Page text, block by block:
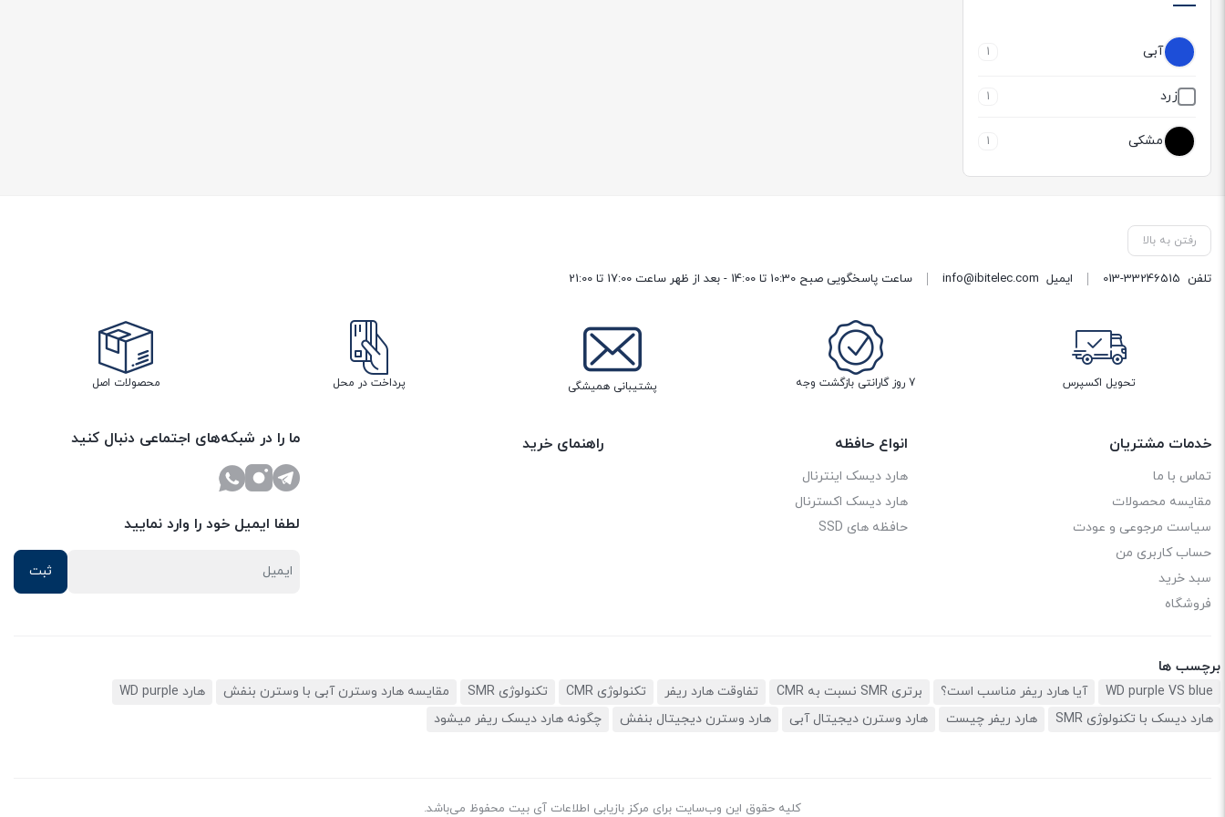
آبی 1
زرد 1
مشکی 1
رفتن به بالا
تلفن 013-33246515 ایمیل info@ibitelec.com ساعت پاسخگویی صبح 10:30 تا 14:00 - بعد از ظهر ساعت 17:00 تا 21:00
تحویل اکسپرس 7 روز گارانتی بازگشت وجه پشتیبانی همیشگی پرداخت در محل محصولات اصل
خدمات مشتریان
تماس با ما
مقایسه محصولات
سیاست مرجوعی و عودت
حساب کاربری من
سبد خرید
فروشگاه
انواع حافظه
هارد دیسک اینترنال
هارد دیسک اکسترنال
حافظه های SSD
راهنمای خرید ما را در شبکه‌های اجتماعی دنبال کنید
لطفا ایمیل خود را وارد نمایید
برچسب ها
WD purple VS blue آیا هارد ریفر مناسب است؟ برتری SMR نسبت به CMR تفاوقت هارد ریفر تکنولوژی CMR تکنولوژی SMR مقایسه هارد وسترن آبی با وسترن بنفش
هارد WD purple
هارد دیسک با تکنولوژی SMR
هارد ریفر چیست هارد وسترن دیجیتال آبی هارد وسترن دیجیتال بنفش چگونه هارد دیسک ریفر میشود
کلیه حقوق این وب‌سایت برای مرکز بازیابی اطلاعات آی بیت محفوظ می‌باشد.